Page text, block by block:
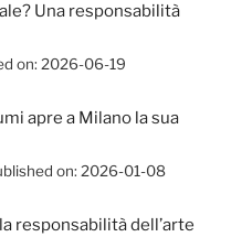
Una responsabilità
on: 2026-06-19
apre a Milano la sua
on: 2026-01-08
responsabilità dell’arte